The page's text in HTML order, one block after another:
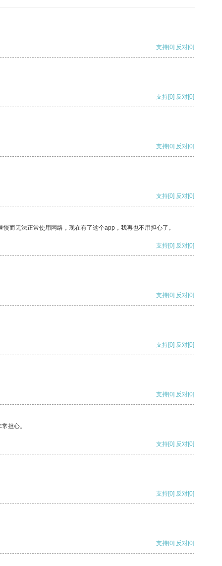
支持[0] 反对[0]
支持[0] 反对[0]
支持[0] 反对[0]
支持[0] 反对[0]
而无法正常使用网络，现在有了这个app，我再也不用担心了。
支持[0] 反对[0]
支持[0] 反对[0]
支持[0] 反对[0]
支持[0] 反对[0]
担心。
支持[0] 反对[0]
支持[0] 反对[0]
支持[0] 反对[0]